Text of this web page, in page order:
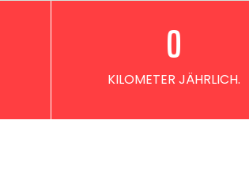
KILOMETER JÄHRLICH.
0